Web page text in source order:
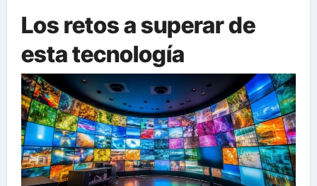
Los retos a superar de
esta tecnología